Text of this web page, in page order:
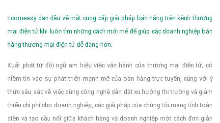
Ecomeasy dẫn đầu về mặt cung cấp giải pháp bán hàng trên kênh thương
mại điện tử khi luôn tìm những cách mới mẻ để giúp các doanh nghiệp bán
hàng thương mại điện tử dễ dàng hơn.
Xuất phát từ đội ngũ am hiểu việc vận hành của thương mại điện tử, có
niềm tin vào sự phát triển mạnh mẽ của bán hàng trực tuyến, cùng với ý
thức sâu sắc về việc dùng công nghệ dẫn dắt xu hướng thị trường và giảm
thiểu chi phí cho doanh nghiệp, các giải pháp của chúng tôi mang tính toàn
diện và tạo cầu nối giữa khách hàng và doanh nghiệp một cách đơn giản